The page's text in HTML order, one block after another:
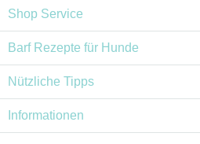
Shop Service
Barf Rezepte für Hunde
Nützliche Tipps
Informationen